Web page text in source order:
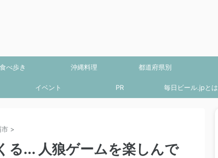
食べ歩き 沖縄料理 都道府県別
イベント PR 毎日ビール.jpとは
市 >
る... 人狼ゲームを楽しんで